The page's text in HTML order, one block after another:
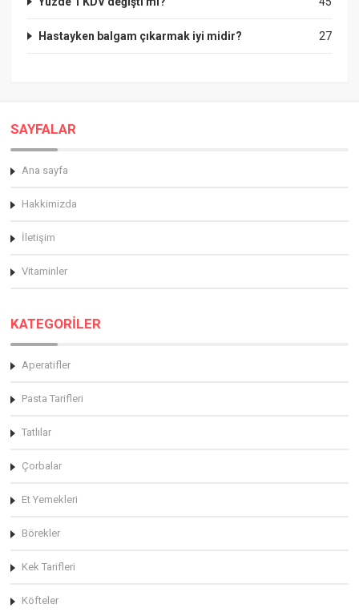
27
Hastayken balgam çıkarmak iyi midir?
SAYFALAR
Ana sayfa
Hakkimizda
İletişim
Vitaminler
KATEGORİLER
Aperatifler
Pasta Tarifleri
Tatlılar
Çorbalar
Et Yemekleri
Börekler
Kek Tarifleri
Köfteler